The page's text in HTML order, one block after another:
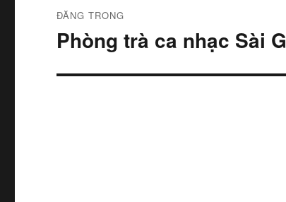
hướng
ĐĂNG TRONG
Phòng trà ca nhạc Sài